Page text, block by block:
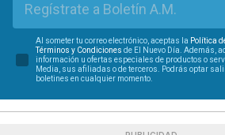
Regístrate a Boletín A.M.
Al someter tu correo electrónico, aceptas la Política
Términos y Condiciones de El Nuevo Día. Además,
información u ofertas especiales de productos o
Media, sus afiliadas o de terceros. Podrás optar
boletines en cualquier momento.